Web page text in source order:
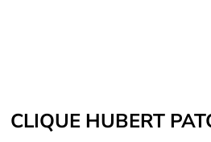
CLIQUE HUBERT